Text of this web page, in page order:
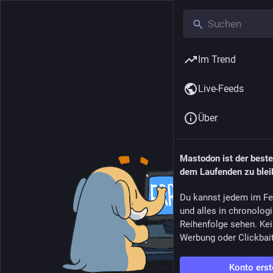
Im Trend
Live-Feeds
Über
Mastodon ist der
dem Laufenden zu
Du kannst jedem im
und alles in
Reihenfolge sehen.
Werbung oder
Konto